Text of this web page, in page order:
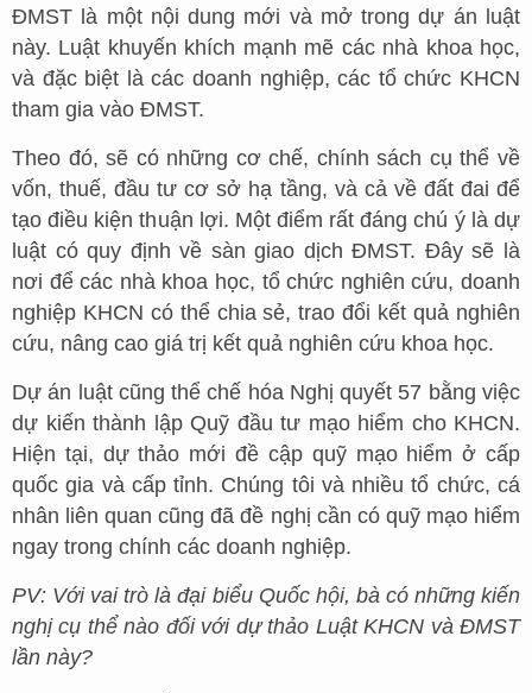
ĐMST là một nội dung mới và mở trong dự án luật
này. Luật khuyến khích mạnh mẽ các nhà khoa học,
và đặc biệt là các doanh nghiệp, các tổ chức KHCN
tham gia vào ĐMST.
Theo đó, sẽ có những cơ chế, chính sách cụ thể về
vốn, thuế, đầu tư cơ sở hạ tầng, và cả về đất đai để
tạo điều kiện thuận lợi. Một điểm rất đáng chú ý là dự
luật có quy định về sàn giao dịch ĐMST. Đây sẽ là
nơi để các nhà khoa học, tổ chức nghiên cứu, doanh
nghiệp KHCN có thể chia sẻ, trao đổi kết quả nghiên
cứu, nâng cao giá trị kết quả nghiên cứu khoa học.
Dự án luật cũng thể chế hóa Nghị quyết 57 bằng việc
dự kiến thành lập Quỹ đầu tư mạo hiểm cho KHCN.
Hiện tại, dự thảo mới đề cập quỹ mạo hiểm ở cấp
quốc gia và cấp tỉnh. Chúng tôi và nhiều tổ chức, cá
nhân liên quan cũng đã đề nghị cần có quỹ mạo hiểm
ngay trong chính các doanh nghiệp.
PV: Với vai trò là đại biểu Quốc hội, bà có những kiến
nghị cụ thể nào đối với dự thảo Luật KHCN và ĐMST
lần này?